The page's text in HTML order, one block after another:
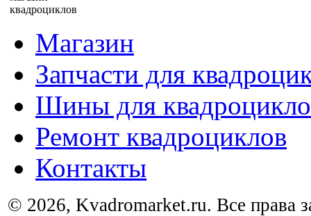
Магазин
Запчасти для
Шины для
Ремонт квадроциклов
Контакты
© 2026, Kvadromarket.ru. Все права